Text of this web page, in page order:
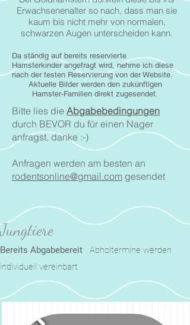
Erwachsenenalter so nach, dass man sie
kaum bis nicht mehr von normalen,
schwarzen Augen unterscheiden kann.
Da ständig auf bereits reservierte
Hamsterkinder angefragt wird, nehme ich diese
nach der festen Reservierung von der Website.
Aktuelle Bilder werden den zukünftigen
Hamster-Familien direkt zugesendet.
Bitte lies die Abgabebedingungen
durch BEVOR du für einen Nager
anfragst, danke :-)
Anfragen werden am besten an
rodentsonline@gmail.com gesendet
Jungtiere
Bereits Abgabebereit
Abholtermine werden
individuell vereinbart